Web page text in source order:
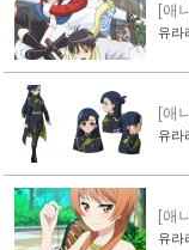
[애
개
유라
[애
PV
유라
[애
개
유라